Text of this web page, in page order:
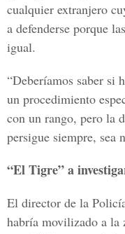
cualquier extranjero
a defenderse porque
igual.
“Deberíamos saber si
un procedimiento
con un rango, pero la
persigue siempre, sea
“El Tigre” a
El director de la
habría movilizado a la